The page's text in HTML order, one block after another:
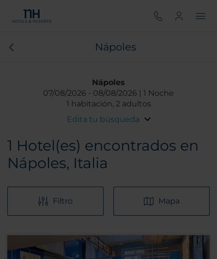
Nápoles
Nápoles
07/08/2026
08/08/2026
1 Noche
1 habitación, 2 adultos
Edita tu búsqueda
1 Hotel(es) encontrados en
Nápoles, Italia
Filtro Mapa